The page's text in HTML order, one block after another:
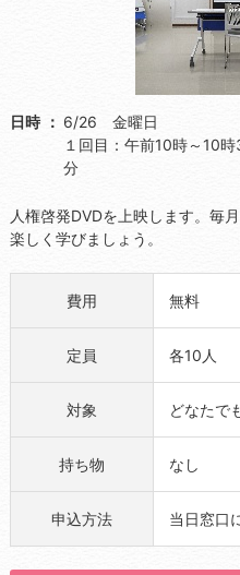
日時
6/26 金曜日
１回目：午前10時～
分
人権啓発DVDを上映します。毎
楽しく学びましょう。
費用 無料
定員 各10人
対象 どなたで
持ち物 なし
申込方法 当日窓口